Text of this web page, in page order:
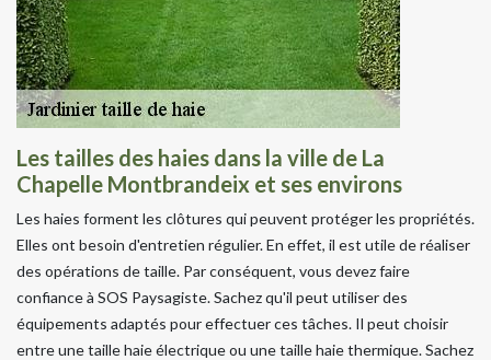
Les tailles des haies dans la ville de La
Chapelle Montbrandeix et ses environs
Les haies forment les clôtures qui peuvent protéger les propriétés.
Elles ont besoin d'entretien régulier. En effet, il est utile de réaliser
des opérations de taille. Par conséquent, vous devez faire
confiance à SOS Paysagiste. Sachez qu'il peut utiliser des
équipements adaptés pour effectuer ces tâches. Il peut choisir
entre une taille haie électrique ou une taille haie thermique. Sachez